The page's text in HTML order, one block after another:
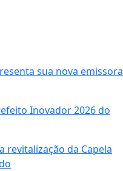
sua nova emissora
Inovador 2026 do
revitalização da Capela